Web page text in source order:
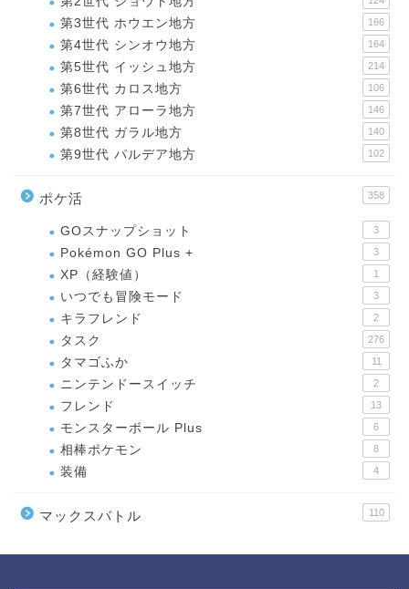
第3世代 ホウエン地方 166
第4世代 シンオウ地方 164
第5世代 イッシュ地方 214
第6世代 カロス地方 106
第7世代 アローラ地方 146
第8世代 ガラル地方 140
第9世代 パルデア地方 102
ポケ活 358
GOスナップショット 3
Pokémon GO Plus + 3
XP（経験値） 1
いつでも冒険モード 3
キラフレンド 2
タスク 276
タマゴふか 11
ニンテンドースイッチ 2
フレンド 13
モンスターボール Plus 6
相棒ポケモン 8
装備 4
マックスバトル 110